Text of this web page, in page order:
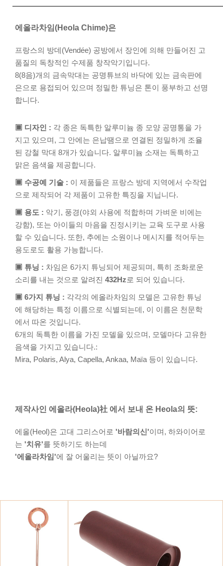
에올라차임(Heola Chime)은
프랑스의 방데(Vendée) 공방에서 장인에 의해 만들어진 고
품질의 독창적인 수제품 창작악기입니다.
8(8음)개의 금속막대는 공명튜브의 바닥에 있는 금속판에
은으로 용접되어 있으며 정밀한 튜닝은 톤이 풍부하고 선명
합니다.
▣ 디자인 : 각 종은 독특한 알루미늄 종 모양 공명통을 가
지고 있으며, 그 안에는 은납땜으로 연결된 정밀하게 조율
된 강철 막대 8개가 있습니다. 알루미늄 소재는 독특하고
맑은 음색을 제공합니다.
▣ 수공예 기술 : 이 제품들은 프랑스 방데 지역에서 수작업
으로 제작되어 각 제품이 고유한 특징을 지닙니다.
▣ 용도 : 악기, 풍경(야외 사용에 적합하며 가벼운 비에는
강함), 또는 아이들의 마음을 진정시키는 교육 도구로 사용
할 수 있습니다. 또한, 추에는 소원이나 메시지를 적어두는
용도로도 활용 가능합니다.
▣ 튜닝 : 차임은 6가지 튜닝되어 제공되며, 특히 조화로운
소리를 내는 것으로 알려진 432Hz로 되어 있습니다.
▣ 6가지 튜닝 : 각각의 에올라차임의 모델은 고유한 튜닝
에 해당하는 특정 이름으로 식별되는데, 이 이름은 천문학
에서 따온 것입니다.
6개의 독특한 이름을 가진 모델을 있으며, 모델마다 고유한
음색을 가지고 있습니다.:
Mira, Polaris, Alya, Capella, Ankaa, Maïa 등이 있습니다.
제작사인 에올라(Heola)社 에서 보내 온 Heola의 뜻:
에올(Heol)은 고대 그리스어로 '바람의신'이며, 하와이어로
는 '치유'를 뜻하기도 하는데
'에올라차임'에 잘 어울리는 뜻이 아닐까요?